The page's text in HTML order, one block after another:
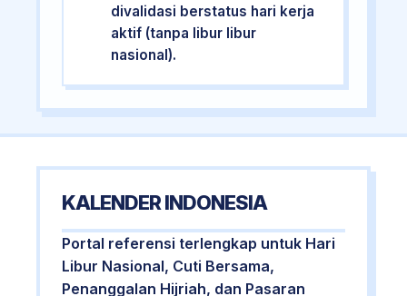
divalidasi berstatus hari kerja
aktif (tanpa libur libur
nasional).
KALENDER INDONESIA
Portal referensi terlengkap untuk Hari
Libur Nasional, Cuti Bersama,
Penanggalan Hijriah, dan Pasaran